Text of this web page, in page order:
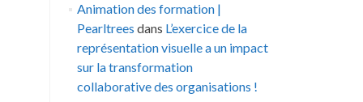
Animation des formation |
Pearltrees dans L’exercice de la
représentation visuelle a un impact
sur la transformation
collaborative des organisations !